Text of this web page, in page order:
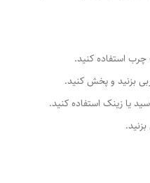
استفاده کنید.
بزنید و پخش کنید.
یا زینک استفاده کنید.